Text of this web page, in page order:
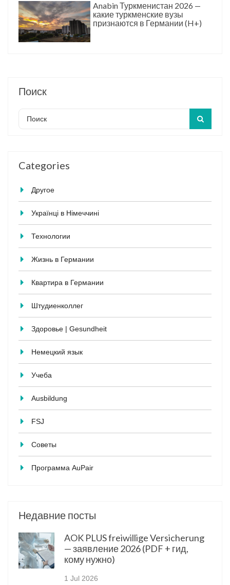
Anabin Туркменистан 2026 —
какие туркменские вузы
признаются в Германии (H+)
Поиск
Categories
Другое
Українці в Німеччині
Технологии
Жизнь в Германии
Квартира в Германии
Штудиенколлег
Здоровье | Gesundheit
Немецкий язык
Учеба
Ausbildung
FSJ
Советы
Программа AuPair
Недавние посты
AOK PLUS freiwillige Versicherung
— заявление 2026 (PDF + гид,
кому нужно)
1 Jul 2026